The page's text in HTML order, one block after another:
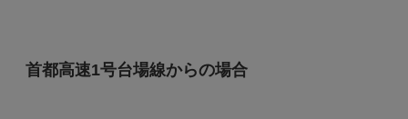
首都高速1号台場線からの場合